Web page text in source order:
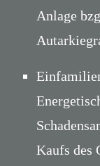
Anlage
Kaufs des